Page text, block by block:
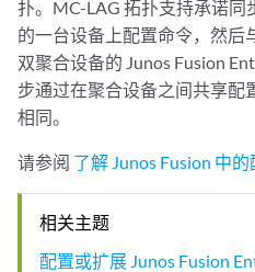
扑。MC-LAG 拓扑支持承诺同
的一台设备上配置命令，然后
双聚合设备的 Junos Fusion
步通过在聚合设备之间共享配
相同。
请参阅 了解 Junos Fusion 中
相关主题
配置或扩展 Junos Fusion